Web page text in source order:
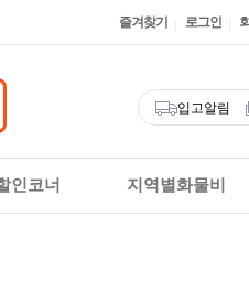
즐겨찾기 로그인
입고알림
인코너 지역별화물비